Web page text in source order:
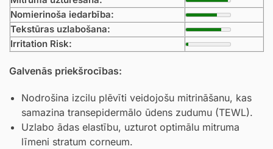
Nomierinoša iedarbība:
Tekstūras uzlabošana:
Irritation Risk:
Galvenās priekšrocības:
Nodrošina izcilu plēvīti veidojošu mitrināšanu, kas
samazina transepidermālo ūdens zudumu (TEWL).
Uzlabo ādas elastību, uzturot optimālu mitruma
līmeni stratum corneum.